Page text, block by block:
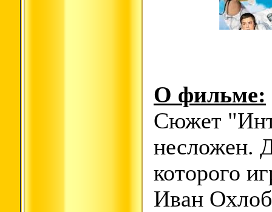
О фильме:
Сюжет
несложен.
которого
Иван